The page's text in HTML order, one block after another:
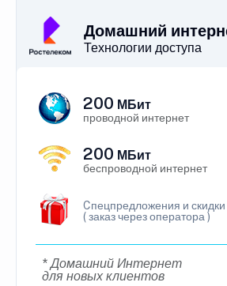
Домашний
Технологии доступа
200 МБит
проводной интернет
200 МБит
беспроводной интернет
Cпецпредложения и скидки
( заказ через оператора )
* Домашний Интернет
для новых клиентов